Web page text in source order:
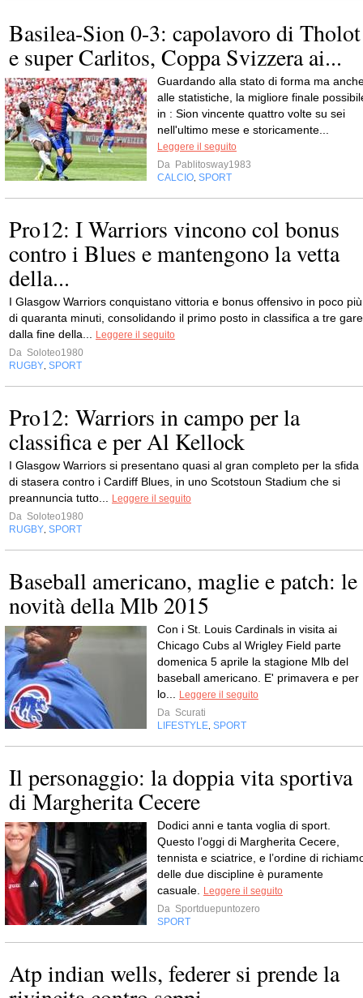
Basilea-Sion 0-3: capolavoro di Tholot
e super Carlitos, Coppa Svizzera ai...
Guardando alla stato di forma ma
alle statistiche, la migliore finale
in : Sion vincente quattro volte su sei
nell'ultimo mese e storicamente...
Leggere il seguito
Da Pablitosway1983
CALCIO SPORT
Pro12: I Warriors vincono col bonus
contro i Blues e mantengono la vetta
della...
I Glasgow Warriors conquistano vittoria e bonus offensivo in poco più
di quaranta minuti, consolidando il primo posto in classifica a tre gare
dalla fine della...
Leggere il seguito
Da Soloteo1980
RUGBY SPORT
Pro12: Warriors in campo per la
classifica e per Al Kellock
I Glasgow Warriors si presentano quasi al gran completo per la sfida
di stasera contro i Cardiff Blues, in uno Scotstoun Stadium che si
preannuncia tutto...
Leggere il seguito
Da Soloteo1980
RUGBY SPORT
Baseball americano, maglie e patch: le
novità della Mlb 2015
Con i St. Louis Cardinals in visita ai
Chicago Cubs al Wrigley Field parte
domenica 5 aprile la stagione Mlb del
baseball americano. E' primavera e per
lo...
Leggere il seguito
Da Scurati
LIFESTYLE SPORT
Il personaggio: la doppia vita sportiva
di Margherita Cecere
Dodici anni e tanta voglia di sport.
Questo l’oggi di Margherita Cecere,
tennista e sciatrice, e l’ordine di
delle due discipline è puramente
casuale.
Leggere il seguito
Da Sportduepuntozero
SPORT
Atp indian wells, federer si prende la